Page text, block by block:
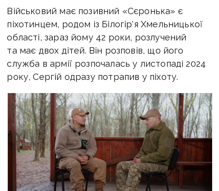
Військовий має позивний «Сєронька» є
піхотинцем, родом із Білогір'я Хмельницької
області, зараз йому 42 роки, розлучений
та має двох дітей. Він розповів, що його
служба в армії розпочалась у листопаді 2024
року, Сергій одразу потрапив у піхоту.